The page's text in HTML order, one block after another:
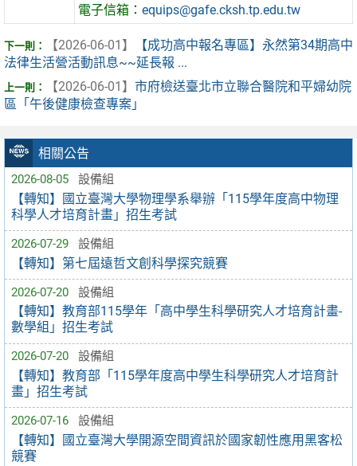
相關公告
2026-08-05 設備組
【轉知】國立臺灣大學物理學系舉辦「115學年度高中物理
科學人才培育計畫」招生考試
2026-07-29 設備組
【轉知】第七屆遠哲文創科學探究競賽
2026-07-20 設備組
【轉知】教育部115學年「高中學生科學研究人才培育計畫-
數學組」招生考試
2026-07-20 設備組
【轉知】教育部「115學年度高中學生科學研究人才培育計
畫」招生考試
2026-07-16 設備組
【轉知】國立臺灣大學開源空間資訊於國家韌性應用黑客松
競賽
電子信箱：equips@gafe.cksh.tp.edu.tw
【2026-06-01】
【成功高中報名專區】永然第34期高中
法律生活營活動訊息~~延長報 ...
【2026-06-01】 市府檢送臺北市立聯合醫院和平婦幼院
區「午後健康檢查專案」